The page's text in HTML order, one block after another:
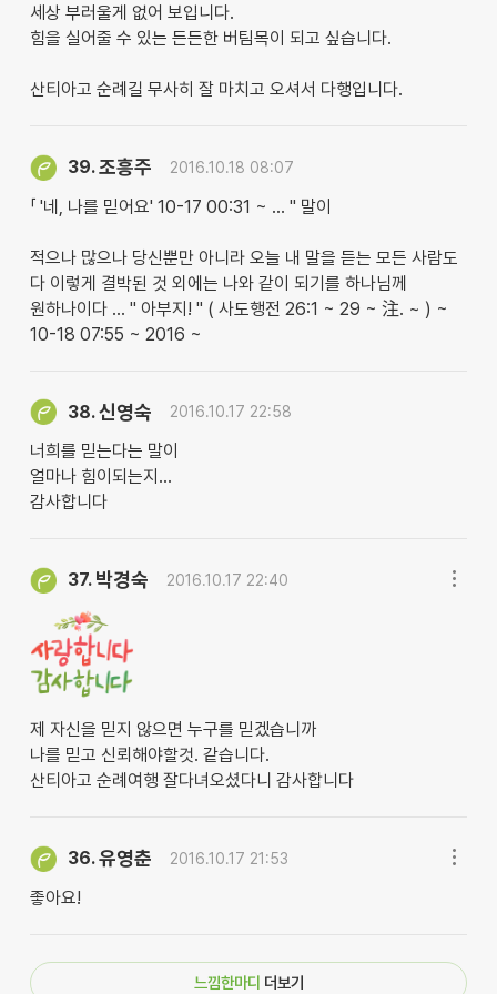
세상 부러울게 없어 보입니다.
힘을 실어줄 수 있는 든든한 버팀목이 되고 싶습니다.
산티아고 순례길 무사히 잘 마치고 오셔서 다행입니다.
39.조흥주 2016.10.18 08:07
「 '네, 나를 믿어요' 10-17 00:31 ~ … " 말이
적으나 많으나 당신뿐만 아니라 오늘 내 말을 듣는 모든 사람도
다 이렇게 결박된 것 외에는 나와 같이 되기를 하나님께
원하나이다 … " 아부지! " ( 사도행전 26:1 ~ 29 ~ 注. ~ ) ~
10-18 07:55 ~ 2016 ~
38.신영숙 2016.10.17 22:58
너희를 믿는다는 말이
얼마나 힘이되는지...
감사합니다
37. 박경숙 2016.10.17 22:40
제 자신을 믿지 않으면 누구를 믿겠습니까
나를 믿고 신뢰해야할것. 같습니다.
산티아고 순례여행 잘다녀오셨다니 감사합니다
36.유영춘 2016.10.17 21:53
좋아요!
느낌한마디 더보기